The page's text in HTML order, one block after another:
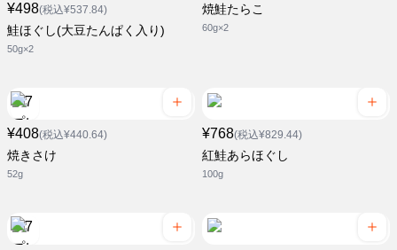
¥498(税込¥537.84)
鮭ほぐし(大豆たんぱく入り)
50g×2
焼鮭たらこ
60g×2
¥408(税込¥440.64)
焼きさけ
52g
¥768(税込¥829.44)
紅鮭あらほぐし
100g